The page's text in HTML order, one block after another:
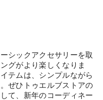
シックアクセサリーを取
グがより楽しくなりま
テムは、シンプルながら
ぜひトゥエルブストアの
て、新年のコーディネー